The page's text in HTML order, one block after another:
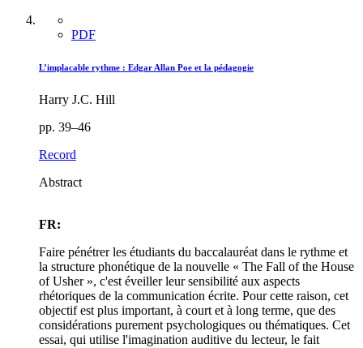
PDF
L’implacable rythme : Edgar Allan Poe et la pédagogie
Harry J.C. Hill
pp. 39–46
Record
Abstract
FR:
Faire pénétrer les étudiants du baccalauréat dans le rythme et
la structure phonétique de la nouvelle « The Fall of the House
of Usher », c'est éveiller leur sensibilité aux aspects
rhétoriques de la communication écrite. Pour cette raison, cet
objectif est plus important, à court et à long terme, que des
considérations purement psychologiques ou thématiques. Cet
essai, qui utilise l'imagination auditive du lecteur, le fait